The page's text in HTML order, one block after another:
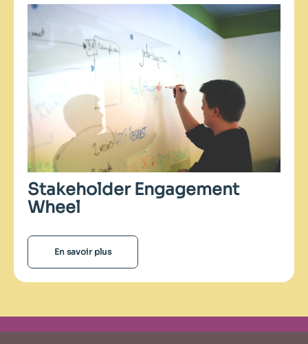
Stakeholder Engagement
Wheel
En savoir plus